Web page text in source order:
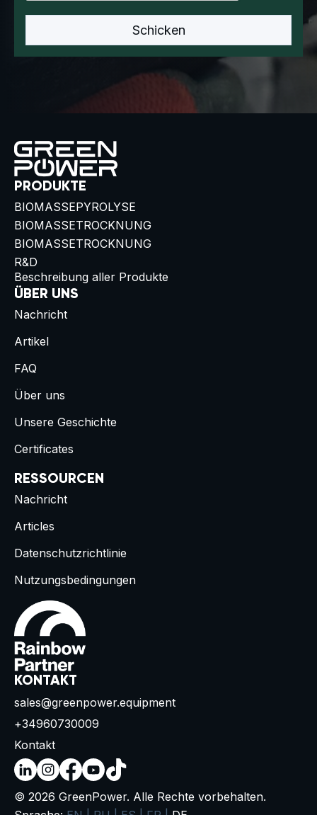
PRODUKTE
BIOMASSEPYROLYSE
BIOMASSETROCKNUNG
BIOMASSETROCKNUNG
R&D
Beschreibung aller Produkte
ÜBER UNS
Nachricht
Artikel
FAQ
Über uns
Unsere Geschichte
Certificates
RESSOURCEN
Nachricht
Articles
Datenschutzrichtlinie
Nutzungsbedingungen
KONTAKT
sales@greenpower.equipment
+34960730009
Kontakt
© 2026 GreenPower. Alle Rechte vorbehalten.